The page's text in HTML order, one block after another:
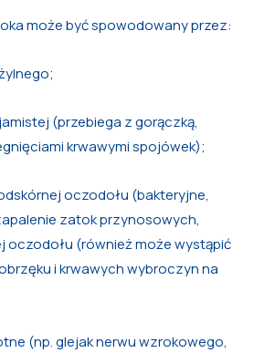
może być spowodowany przez:
(przebiega z gorączką,
krwawymi spojówek);
oczodołu (bakteryjne,
zatok przynosowych,
oczodołu (również może wystąpić
i krwawych wybroczyn na
(np. glejak nerwu wzrokowego,